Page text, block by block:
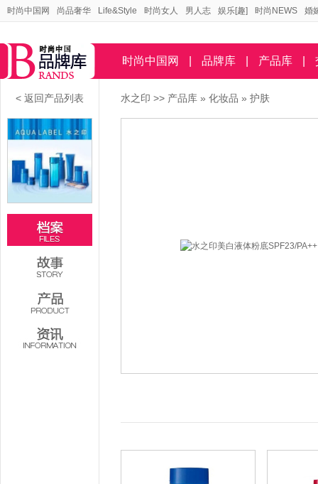
时尚中国网 尚品奢华 Life&Style 时尚女人 男人志 娱乐[趣] 时尚NEWS 婚
时尚中国网 品牌库 产品库
< 返回产品列表 水之印 >> 产品库 » 化妆品 » 护肤